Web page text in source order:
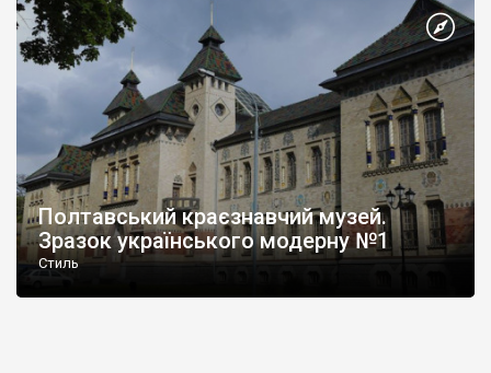
Полтавський краєзнавчий музей.
Зразок українського модерну №1
Стиль